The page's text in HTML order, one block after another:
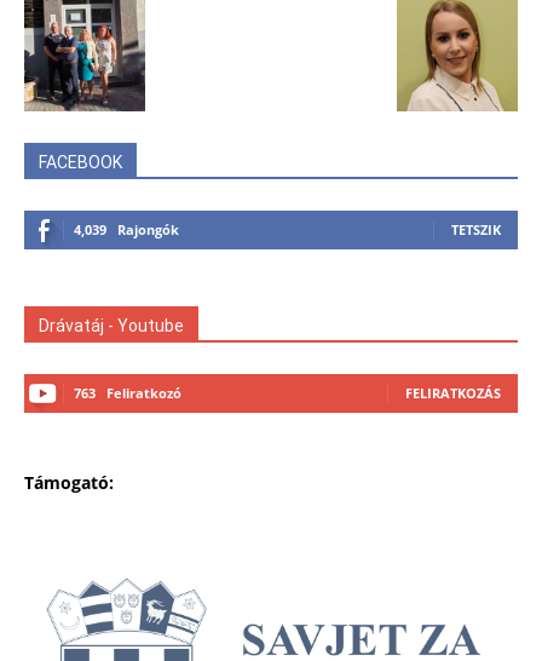
FACEBOOK
4,039 Rajongók TETSZIK
Drávatáj - Youtube
763 Feliratkozó FELIRATKOZÁS
Támogató: